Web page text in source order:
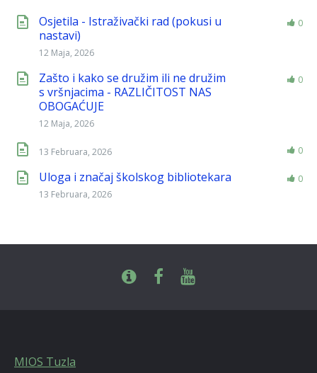
Osjetila - Istraživački rad (pokusi u
nastavi)
12 Maja, 2026
0
Zašto i kako se družim ili ne družim
s vršnjacima - RAZLIČITOST NAS
OBOGAĆUJE
12 Maja, 2026
0
13 Februara, 2026 0
Uloga i značaj školskog bibliotekara
13 Februara, 2026
0
MIOS Tuzla